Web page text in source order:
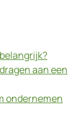
aan een
ondernemen